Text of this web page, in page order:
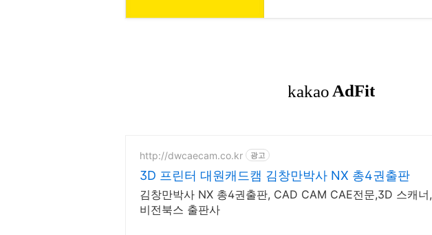
http://dwcaecam.co.kr 광고
3D 프린터 대원캐드캠 김창만박사 NX 총4권출판
김창만박사 NX 총4권출판, CAD CAM CAE전문,3D 스캐너,
비전북스 출판사